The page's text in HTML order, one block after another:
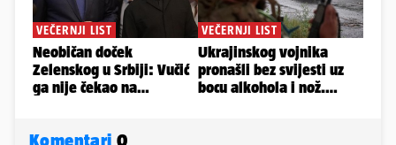
Komentari 0